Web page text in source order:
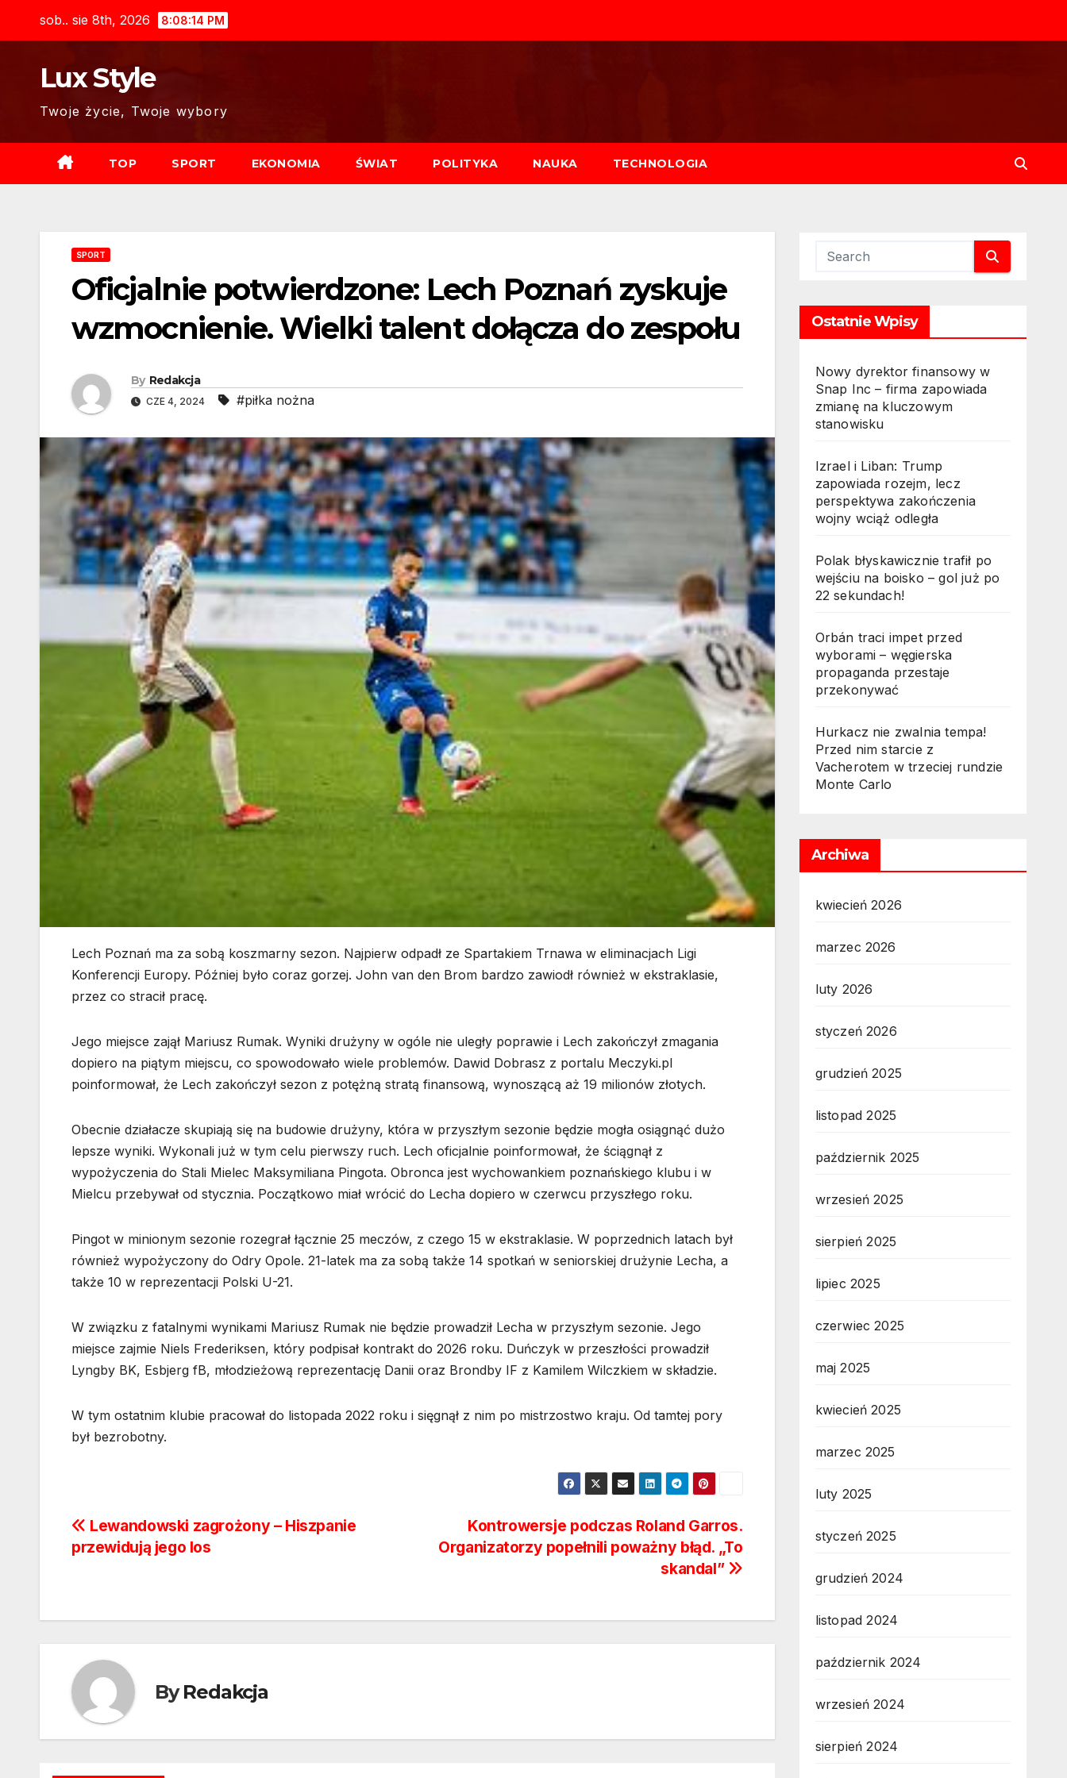
sob.. sie 8th, 2026 8:08:15 PM
Lux Style
Twoje życie, Twoje wybory
TOP SPORT EKONOMIA ŚWIAT POLITYKA NAUKA TECHNOLOGIA
SPORT
Oficjalnie potwierdzone: Lech Poznań zyskuje
wzmocnienie. Wielki talent dołącza do zespołu
By Redakcja
CZE 4, 2024 #piłka nożna
Lech Poznań ma za sobą koszmarny sezon. Najpierw odpadł ze Spartakiem Trnawa w eliminacjach Ligi
Konferencji Europy. Później było coraz gorzej. John van den Brom bardzo zawiodł również w ekstraklasie,
przez co stracił pracę.
Jego miejsce zajął Mariusz Rumak. Wyniki drużyny w ogóle nie uległy poprawie i Lech zakończył zmagania
dopiero na piątym miejscu, co spowodowało wiele problemów. Dawid Dobrasz z portalu Meczyki.pl
poinformował, że Lech zakończył sezon z potężną stratą finansową, wynoszącą aż 19 milionów złotych.
Obecnie działacze skupiają się na budowie drużyny, która w przyszłym sezonie będzie mogła osiągnąć dużo
lepsze wyniki. Wykonali już w tym celu pierwszy ruch. Lech oficjalnie poinformował, że ściągnął z
wypożyczenia do Stali Mielec Maksymiliana Pingota. Obronca jest wychowankiem poznańskiego klubu i w
Mielcu przebywał od stycznia. Początkowo miał wrócić do Lecha dopiero w czerwcu przyszłego roku.
Pingot w minionym sezonie rozegrał łącznie 25 meczów, z czego 15 w ekstraklasie. W poprzednich latach był
również wypożyczony do Odry Opole. 21-latek ma za sobą także 14 spotkań w seniorskiej drużynie Lecha, a
także 10 w reprezentacji Polski U-21.
W związku z fatalnymi wynikami Mariusz Rumak nie będzie prowadził Lecha w przyszłym sezonie. Jego
miejsce zajmie Niels Frederiksen, który podpisał kontrakt do 2026 roku. Duńczyk w przeszłości prowadził
Lyngby BK, Esbjerg fB, młodzieżową reprezentację Danii oraz Brondby IF z Kamilem Wilczkiem w składzie.
W tym ostatnim klubie pracował do listopada 2022 roku i sięgnął z nim po mistrzostwo kraju. Od tamtej pory
był bezrobotny.
Nawigacja
wpisu
Kontrowersje podczas Roland Garros.
Organizatorzy popełnili poważny błąd. „To
skandal”
Lewandowski zagrożony – Hiszpanie
przewidują jego los
ByRedakcja
Ostatnie Wpisy
Nowy dyrektor finansowy w
Snap Inc – firma zapowiada
zmianę na kluczowym
stanowisku
Izrael i Liban: Trump
zapowiada rozejm, lecz
perspektywa zakończenia
wojny wciąż odległa
Polak błyskawicznie trafił po
wejściu na boisko – gol już po
22 sekundach!
Orbán traci impet przed
wyborami – węgierska
propaganda przestaje
przekonywać
Hurkacz nie zwalnia tempa!
Przed nim starcie z
Vacherotem w trzeciej rundzie
Monte Carlo
Archiwa
kwiecień 2026
marzec 2026
luty 2026
styczeń 2026
grudzień 2025
listopad 2025
październik 2025
wrzesień 2025
sierpień 2025
lipiec 2025
czerwiec 2025
maj 2025
kwiecień 2025
marzec 2025
luty 2025
styczeń 2025
grudzień 2024
listopad 2024
październik 2024
wrzesień 2024
sierpień 2024